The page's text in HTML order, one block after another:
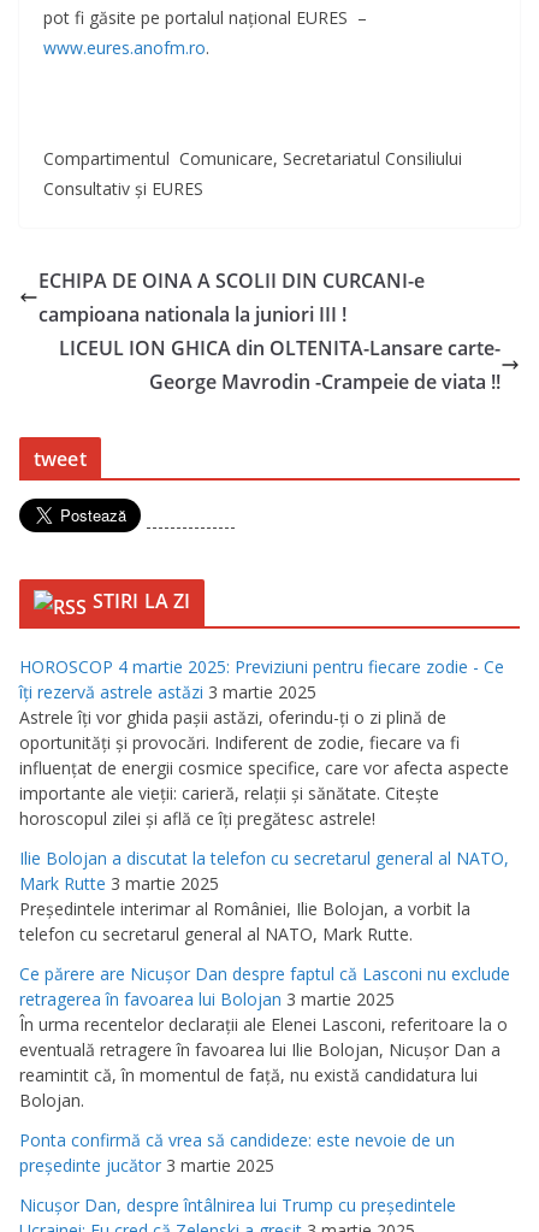
pot fi găsite pe portalul național EURES –
www.eures.anofm.ro.
Compartimentul Comunicare, Secretariatul Consiliului
Consultativ și EURES
ECHIPA DE OINA A SCOLII DIN CURCANI-e
campioana nationala la juniori III !
LICEUL ION GHICA din OLTENITA-Lansare carte-
George Mavrodin -Crampeie de viata !!
tweet
---------------
STIRI LA ZI
HOROSCOP 4 martie 2025: Previziuni pentru fiecare zodie - Ce
îţi rezervă astrele astăzi 3 martie 2025
Astrele îţi vor ghida paşii astăzi, oferindu-ţi o zi plină de
oportunităţi şi provocări. Indiferent de zodie, fiecare va fi
influenţat de energii cosmice specifice, care vor afecta aspecte
importante ale vieţii: carieră, relaţii şi sănătate. Citeşte
horoscopul zilei şi află ce îţi pregătesc astrele!
Ilie Bolojan a discutat la telefon cu secretarul general al NATO,
Mark Rutte 3 martie 2025
Preşedintele interimar al României, Ilie Bolojan, a vorbit la
telefon cu secretarul general al NATO, Mark Rutte.
Ce părere are Nicuşor Dan despre faptul că Lasconi nu exclude
retragerea în favoarea lui Bolojan 3 martie 2025
În urma recentelor declaraţii ale Elenei Lasconi, referitoare la o
eventuală retragere în favoarea lui Ilie Bolojan, Nicuşor Dan a
reamintit că, în momentul de faţă, nu există candidatura lui
Bolojan.
Ponta confirmă că vrea să candideze: este nevoie de un
preşedinte jucător 3 martie 2025
Nicuşor Dan, despre întâlnirea lui Trump cu preşedintele